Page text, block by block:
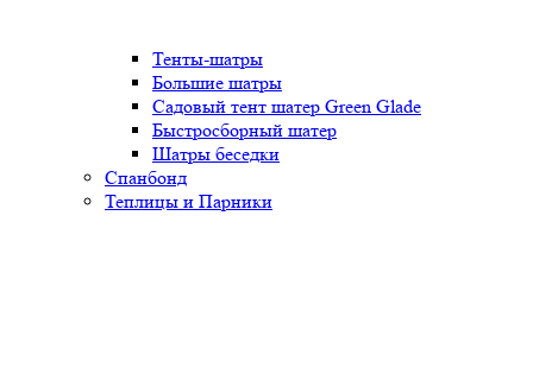
Тенты-шатры
Большие шатры
Садовый тент шатер Green Glade
Быстросборный шатер
Шатры беседки
Спанбонд
Теплицы и Парники